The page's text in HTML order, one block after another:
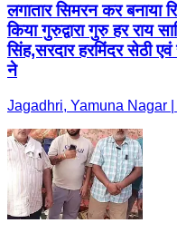
लगातार सिमरन कर बनाया
किया गुरुद्वारा गुरु हर राय
सिंह,सरदार हरमिंदर सेठी
ने
Jagadhri, Yamuna Nagar